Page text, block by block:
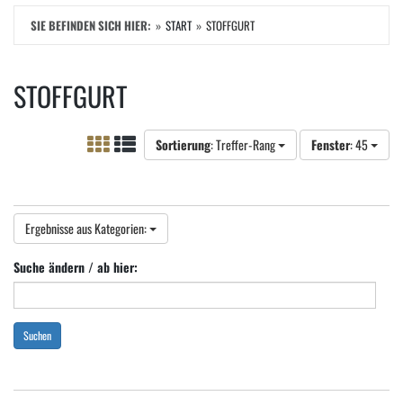
SIE BEFINDEN SICH HIER: START STOFFGURT
STOFFGURT
Sortierung: Treffer-Rang Fenster: 45
Ergebnisse aus Kategorien:
Suche ändern / ab hier:
Suchen